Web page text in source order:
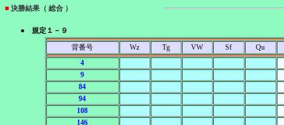
■ 決勝結果（ 総合 ）
● 規定１－９
背番号
Wz Tg VW Sf Qu
4
9
84
94
108
146